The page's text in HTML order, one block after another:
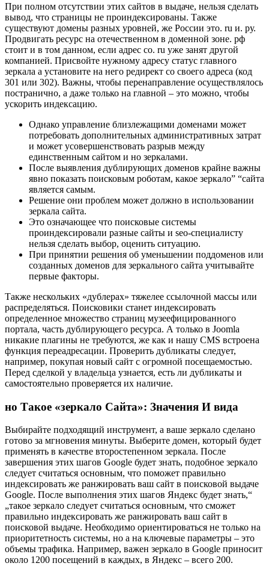
При полном отсутствии этих сайтов в выдаче, нельзя сделать
вывод, что страницы не проиндексированы. Также
существуют домены разных уровней, же России это. ru и. ру.
Продвигать ресурс на отечественном в доменной зоне. рф
стоит и в том данном, если адрес со. ru уже занят другой
компанией. Присвойте нужному адресу статус главного
зеркала а установите на него редирект со своего адреса (код
301 или 302). Важны, чтобы перенаправление осуществлялось
постранично, а даже только на главной – это можно, чтобы
ускорить индексацию.
Однако управление близлежащими доменами может
потребовать дополнительных административных затрат
и может усовершенствовать разрыв между
единственным сайтом и но зеркалами.
После выявления дублирующих доменов крайне важны
явно показать поисковым роботам, какое зеркало” “сайта
является самым.
Решение они проблем может должно в использовании
зеркала сайта.
Это означающее что поисковые системы
проиндексировали разные сайты и seo-специалисту
нельзя сделать выбор, оценить ситуацию.
При принятии решения об уменьшении поддоменов или
созданных доменов для зеркального сайта учитывайте
первые факторы.
Также нескольких «дублерах» тяжелее ссылочной массы или
распределяться. Поисковики станет индексировать
определенное множество страниц музеефицированного
портала, часть дублирующего ресурса. А только в Joomla
никакие плагины не требуются, же как и нашу CMS встроена
функция переадресации. Проверить дубликаты следует,
например, покупая новый сайт с огромной посещаемостью.
Перед сделкой у владельца узнается, есть ли дубликаты и
самостоятельно проверяется их наличие.
но Такое «зеркало Сайта»: Значения И вида
Выбирайте подходящий инструмент, а ваше зеркало сделано
готово за мгновения минуты. Выберите домен, который будет
применять в качестве второстепенном зеркала. После
завершения этих шагов Google будет знать, подобное зеркало
следует считаться основным, что поможет правильно
индексировать же ранжировать ваш сайт в поисковой выдаче
Google. После выполнения этих шагов Яндекс будет знать,“
„такое зеркало следует считаться основным, что сможет
правильно индексировать же ранжировать ваш сайт в
поисковой выдаче. Необходимо ориентироваться не только на
приоритетность системы, но а на ключевые параметры – это
объемы трафика. Например, важен зеркало в Google приносит
около 1200 посещений в каждых, в Яндекс – всего 200.